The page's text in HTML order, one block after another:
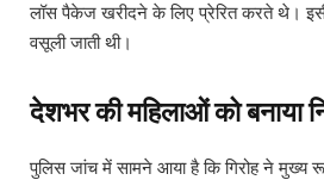
लॉस पैकेज खरीदने के लिए प्रेरित करते थे।
वसूली जाती थी।
देशभर की महिलाओं को बनाया
पुलिस जांच में सामने आया है कि गिरोह ने मुख्य